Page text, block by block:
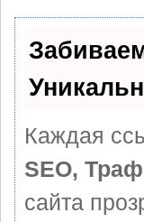
Каждая
SEO,
сайта